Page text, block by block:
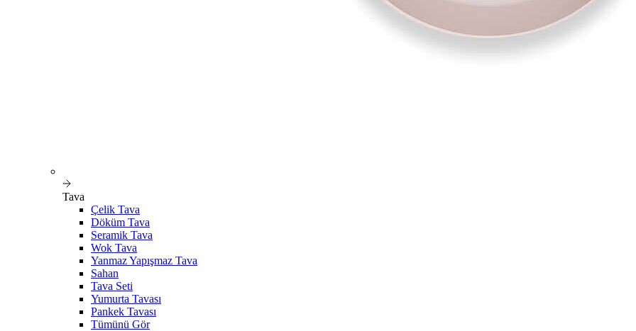
Tava
Çelik Tava
Döküm Tava
Seramik Tava
Wok Tava
Yanmaz Yapışmaz Tava
Sahan
Tava Seti
Yumurta Tavası
Pankek Tavası
Tümünü Gör